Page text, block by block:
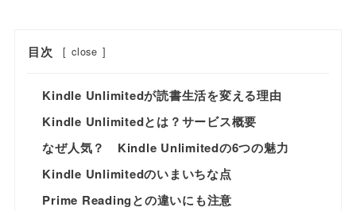
目次 [ close ]
Kindle Unlimitedが読書生活を変える理由
Kindle Unlimitedとは？サービス概要
なぜ人気？ Kindle Unlimitedの6つの魅力
Kindle Unlimitedのいまいちな点
Prime Readingとの違いにも注意